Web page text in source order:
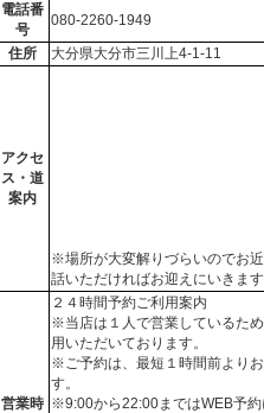
電話番
号
080-2260-1949
住所
大分県大分市三川上4-1-11
アクセ
ス・道
案内
※場所が大変解りづらいのでお
話いただければお迎えにいきます
営業時
２４時間予約ご利用案内
※当店は１人で営業しているた
用いただいております。
※ご予約は、最短１時間前より
す。
※9:00から22:00まではWEB予